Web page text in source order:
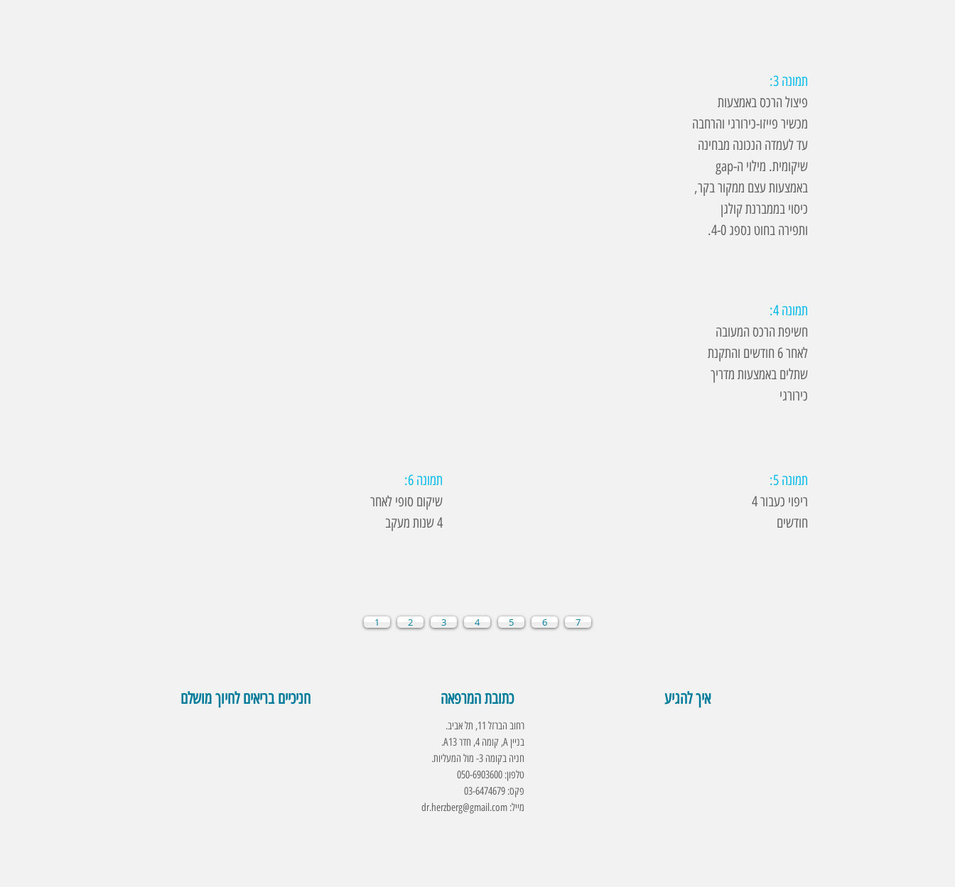
תמונה 3:
פיצול הרכס באמצעות
מכשיר פייזו-כירורגי והרחבה
עד לעמדה הנכונה מבחינה
שיקומית. מילוי ה-gap
באמצעות עצם ממקור בקר,
כיסוי בממברנת קולגן
ותפירה בחוט נספג 4-0.
תמונה 4:
חשיפת הרכס המעובה
לאחר 6 חודשים והתקנת
שתלים באמצעות מדריך
כירורגי
תמונה 5:
ריפוי כעבור 4
חודשים
תמונה 6:
שיקום סופי לאחר
4 שנות מעקב
1 2 3 4 5 6 7
חניכיים בריאים לחיוך מושלם כתובת המרפאה איך להגיע
רחוב הברזל 11, תל אביב.
בניין A, קומה 4, חדר A13.
חניה בקומה 3- מול המעליות.
טלפון: 050-6903600
פקס: 03-6474679
מייל: dr.herzberg@gmail.com